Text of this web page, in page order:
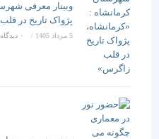
وبینار معرفی شهرستان
پژواک تاریخ در قلب
5 مرداد 1405 / ۰ دیدگاه